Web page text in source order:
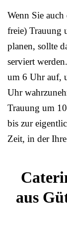
Wenn Sie
freie) Trauung
planen, sollte
serviert
um 6 Uhr auf,
Uhr
Trauung um
bis zur
Zeit, in der
aus